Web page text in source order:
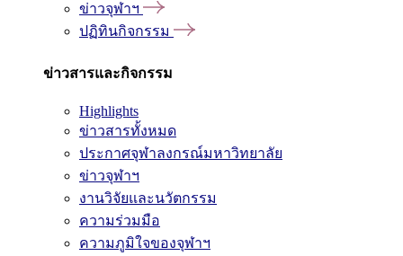
ข่าวจุฬาฯ
ปฏิทินกิจกรรม
ข่าวสารและกิจกรรม
Highlights
ข่าวสารทั้งหมด
ประกาศจุฬาลงกรณ์มหาวิทยาลัย
ข่าวจุฬาฯ
งานวิจัยและนวัตกรรม
ความร่วมมือ
ความภูมิใจของจุฬาฯ